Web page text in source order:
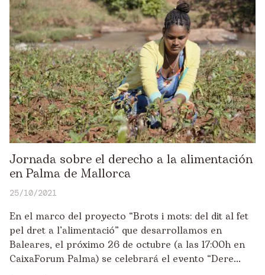
Jornada sobre el derecho a la alimentación
en Palma de Mallorca
25/10/2021
En el marco del proyecto “Brots i mots: del dit al fet
pel dret a l’alimentació” que desarrollamos en
Baleares, el próximo 26 de octubre (a las 17:00h en
CaixaForum Palma) se celebrará el evento “Dere...